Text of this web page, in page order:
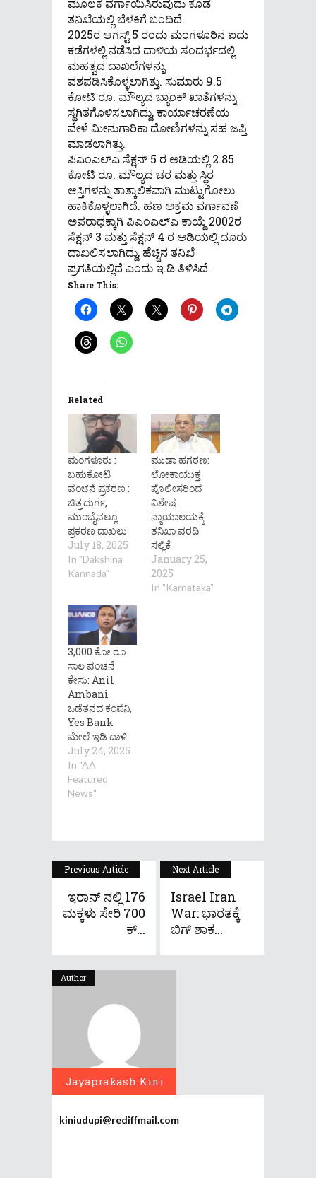
ಮೂಲಕ ವರ್ಗಾಯಿಸಿರುವುದು ಕೂಡ
ತನಿಖೆಯಲ್ಲಿ ಬೆಳಕಿಗೆ ಬಂದಿದೆ.
2025ರ ಆಗಸ್ಟ್ 5 ರಂದು ಮಂಗಳೂರಿನ ಐದು
ಕಡೆಗಳಲ್ಲಿ ನಡೆಸಿದ ದಾಳಿಯ ಸಂದರ್ಭದಲ್ಲಿ
ಮಹತ್ವದ ದಾಖಲೆಗಳನ್ನು
ವಶಪಡಿಸಿಕೊಳ್ಳಲಾಗಿತ್ತು. ಸುಮಾರು 9.5
ಕೋಟಿ ರೂ. ಮೌಲ್ಯದ ಬ್ಯಾಂಕ್ ಖಾತೆಗಳನ್ನು
ಸ್ಥಗಿತಗೊಳಿಸಲಾಗಿದ್ದು, ಕಾರ್ಯಾಚರಣೆಯ
ವೇಳೆ ಮೀನುಗಾರಿಕಾ ದೋಣಿಗಳನ್ನು ಸಹ ಜಪ್ತಿ
ಮಾಡಲಾಗಿತ್ತು.
ಪಿಎಂಎಲ್‌ಎ ಸೆಕ್ಷನ್ 5 ರ ಅಡಿಯಲ್ಲಿ 2.85
ಕೋಟಿ ರೂ. ಮೌಲ್ಯದ ಚರ ಮತ್ತು ಸ್ಥಿರ
ಆಸ್ತಿಗಳನ್ನು ತಾತ್ಕಾಲಿಕವಾಗಿ ಮುಟ್ಟುಗೋಲು
ಹಾಕಿಕೊಳ್ಳಲಾಗಿದೆ. ಹಣ ಅಕ್ರಮ ವರ್ಗಾವಣೆ
ಅಪರಾಧಕ್ಕಾಗಿ ಪಿಎಂಎಲ್‌ಎ ಕಾಯ್ದೆ 2002ರ
ಸೆಕ್ಷನ್ 3 ಮತ್ತು ಸೆಕ್ಷನ್ 4 ರ ಅಡಿಯಲ್ಲಿ ದೂರು
ದಾಖಲಿಸಲಾಗಿದ್ದು, ಹೆಚ್ಚಿನ ತನಿಖೆ
ಪ್ರಗತಿಯಲ್ಲಿದೆ ಎಂದು ಇ.ಡಿ ತಿಳಿಸಿದೆ.
Share This:
Related
ಮಂಗಳೂರು :
ಬಹುಕೋಟಿ
ವಂಚನೆ ಪ್ರಕರಣ :
ಚಿತ್ರದುರ್ಗ,
ಮುಂಬೈನಲ್ಲೂ
ಪ್ರಕರಣ ದಾಖಲು
July 18, 2025
In "Dakshina
Kannada"
ಮುಡಾ ಹಗರಣ:
ಲೋಕಾಯುಕ್ತ
ಪೊಲೀಸರಿಂದ
ವಿಶೇಷ
ನ್ಯಾಯಾಲಯಕ್ಕೆ
ತನಿಖಾ ವರದಿ
ಸಲ್ಲಿಕೆ
January 25,
2025
In "Karnataka"
3,000 ಕೋ.ರೂ
ಸಾಲ ವಂಚನೆ
ಕೇಸು: Anil
Ambani
ಒಡೆತನದ ಕಂಪೆನಿ,
Yes Bank
ಮೇಲೆ ಇಡಿ ದಾಳಿ
July 24, 2025
In "AA
Featured
News"
Previous Article
ಇರಾನ್ ನಲ್ಲಿ 176
ಮಕ್ಕಳು ಸೇರಿ 700
ಕ್...
Next Article
Israel Iran
War: ಭಾರತಕ್ಕೆ
ಬಿಗ್ ಶಾಕ...
Author
Jayaprakash Kini
kiniudupi@rediffmail.com